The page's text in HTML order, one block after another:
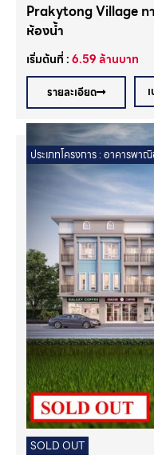
Prakytong Village ท
ห้องน้ำ
เริ่มต้นที่ :6.59ล้านบาท
รายละเอียด
ประเภทโครงการ :อาคารพา
SOLD OUT